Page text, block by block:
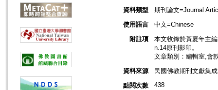
資料類型
期刊論文=Journal
使用語言
中文=Chinese
附註項
本文收錄於黃夏年主
n.14原刊影印。
文章類別：編輯室,會
資料來源
民國佛教期刊文獻集
點閱次數
438